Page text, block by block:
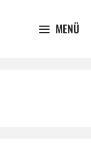
MENÜ